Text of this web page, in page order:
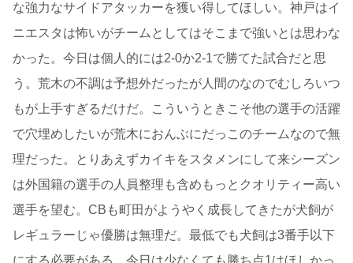
な強力なサイドアタッカーを獲い得してほしい。神戸はイ
ニエスタは怖いがチームとしてはそこまで強いとは思わな
かった。今日は個人的には2-0か2-1で勝てた試合だと思
う。荒木の不調は予想外だったが人間のなのでむしろいつ
もが上手すぎるだけだ。こういうときこそ他の選手の活躍
で穴埋めしたいが荒木におんぶにだっこのチームなので無
理だった。とりあえずカイキをスタメンにして来シーズン
は外国籍の選手の人員整理も含めもっとクオリティー高い
選手を望む。CBも町田がようやく成長してきたが犬飼が
レギュラーじゃ優勝は無理だ。最低でも犬飼は3番手以下